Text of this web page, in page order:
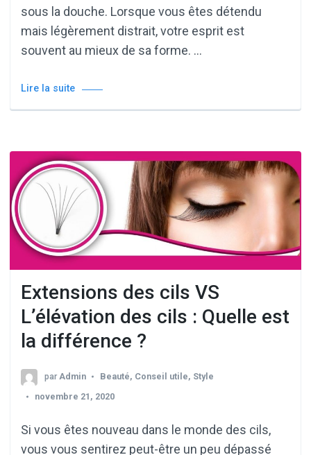
sous la douche. Lorsque vous êtes détendu
mais légèrement distrait, votre esprit est
souvent au mieux de sa forme. …
Lire la suite
Extensions des cils VS
L’élévation des cils : Quelle est
la différence ?
parAdmin Beauté, Conseil utile, Style
novembre 21, 2020
Si vous êtes nouveau dans le monde des cils,
vous vous sentirez peut-être un peu dépassé